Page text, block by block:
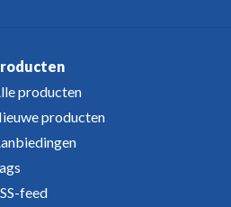
producten
producten
feed